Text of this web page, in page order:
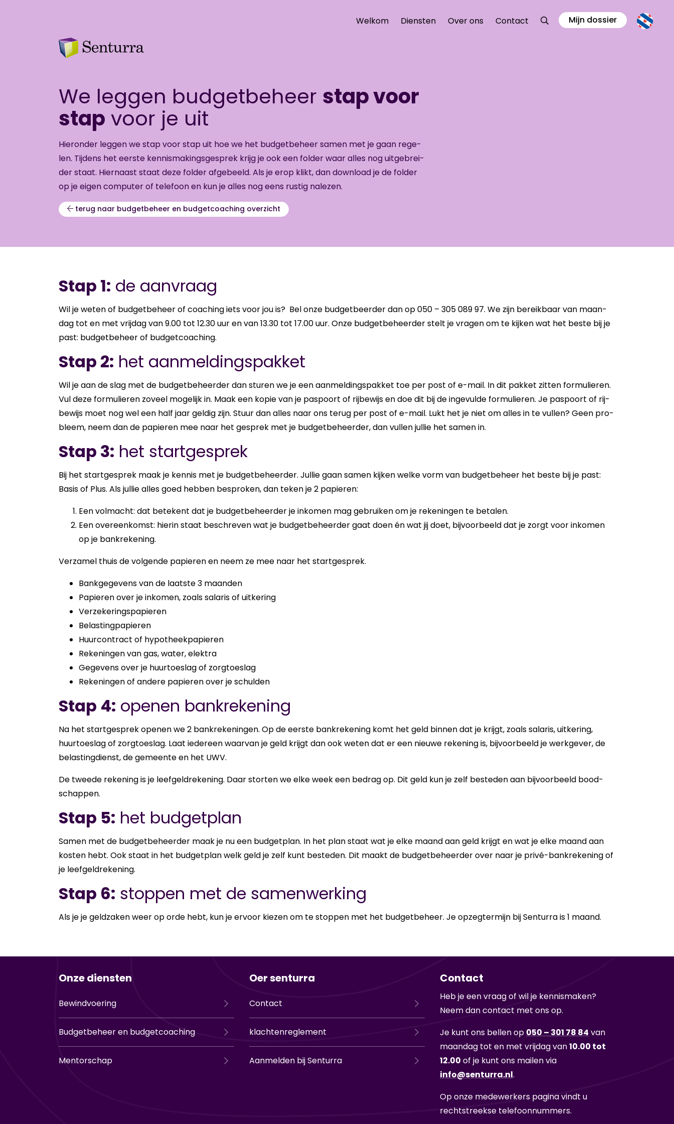
Welkom Diensten Over ons Contact ZoekenMijn dossier
We leggen budgetbeheer stap voor
stap voor je uit
Hier­on­der leg­gen we stap voor stap uit hoe we het bud­get­be­heer samen met je gaan re­ge­
len. Tij­dens het eer­ste ken­nis­ma­kings­ge­sprek krijg je ook een fol­der waar alles nog uit­ge­brei­
der staat. Hier­naast staat deze fol­der af­ge­beeld. Als je erop klikt, dan down­load je de fol­der
op je eigen com­pu­ter of te­le­foon en kun je alles nog eens rus­tig na­le­zen.
terug naar budgetbeheer en budgetcoaching overzicht
Stap 1: de aanvraag
Wil je weten of bud­get­be­heer of coa­ching iets voor jou is? Bel onze bud­get­beer­der dan op 050 – 305 089 97. We zijn be­reik­baar van maan­
dag tot en met vrij­dag van 9.00 tot 12.30 uur en van 13.30 tot 17.00 uur. Onze bud­get­be­heer­der stelt je vra­gen om te kij­ken wat het beste bij je
past: bud­get­be­heer of bud­get­coa­ching.
Stap 2: het aanmeldingspakket
Wil je aan de slag met de bud­get­be­heer­der dan stu­ren we je een aan­mel­dings­pak­ket toe per post of e-​mail. In dit pak­ket zit­ten for­mu­lie­ren.
Vul deze for­mu­lie­ren zo­veel mo­ge­lijk in. Maak een kopie van je pas­poort of rij­be­wijs en doe dit bij de in­ge­vul­de for­mu­lie­ren. Je pas­poort of rij­
be­wijs moet nog wel een half jaar gel­dig zijn. Stuur dan alles naar ons terug per post of e-​mail. Lukt het je niet om alles in te vul­len? Geen pro­
bleem, neem dan de pa­pie­ren mee naar het ge­sprek met je bud­get­be­heer­der, dan vul­len jul­lie het samen in.
Stap 3: het startgesprek
Bij het start­ge­sprek maak je ken­nis met je bud­get­be­heer­der. Jul­lie gaan samen kij­ken welke vorm van bud­get­be­heer het beste bij je past:
Basis of Plus. Als jul­lie alles goed heb­ben be­spro­ken, dan teken je 2 pa­pie­ren:
Een volmacht: dat betekent dat je budgetbeheerder je inkomen mag gebruiken om je rekeningen te betalen.
Een overeenkomst: hierin staat beschreven wat je budgetbeheerder gaat doen én wat jij doet, bijvoorbeeld dat je zorgt voor inkomen
op je bankrekening.
Ver­za­mel thuis de vol­gen­de pa­pie­ren en neem ze mee naar het start­ge­sprek.
Bankgegevens van de laatste 3 maanden
Papieren over je inkomen, zoals salaris of uitkering
Verzekeringspapieren
Belastingpapieren
Huurcontract of hypotheekpapieren
Rekeningen van gas, water, elektra
Gegevens over je huurtoeslag of zorgtoeslag
Rekeningen of andere papieren over je schulden
Stap 4: openen bankrekening
Na het start­ge­sprek ope­nen we 2 bank­re­ke­nin­gen. Op de eer­ste bank­re­ke­ning komt het geld bin­nen dat je krijgt, zoals sa­la­ris, uit­ke­ring,
huur­toe­slag of zorg­toe­slag. Laat ie­der­een waar­van je geld krijgt dan ook weten dat er een nieu­we re­ke­ning is, bij­voor­beeld je werk­ge­ver, de
be­las­ting­dienst, de ge­meen­te en het UWV.
De twee­de re­ke­ning is je leef­geld­re­ke­ning. Daar stor­ten we elke week een be­drag op. Dit geld kun je zelf be­ste­den aan bij­voor­beeld bood­
schap­pen.
Stap 5: het budgetplan
Samen met de bud­get­be­heer­der maak je nu een bud­get­plan. In het plan staat wat je elke maand aan geld krijgt en wat je elke maand aan
kos­ten hebt. Ook staat in het bud­get­plan welk geld je zelf kunt be­ste­den. Dit maakt de bud­get­be­heer­der over naar je privé-​bankrekening of
je leef­geld­re­ke­ning.
Stap 6: stoppen met de samenwerking
Als je je geld­za­ken weer op orde hebt, kun je er­voor kie­zen om te stop­pen met het bud­get­be­heer. Je op­zeg­ter­mijn bij Sen­tur­ra is 1 maand.
Onze diensten
Bewindvoering
Budgetbeheer en budgetcoaching
Mentorschap
Oer senturra
Contact
klachtenreglement
Aanmelden bij Senturra
Contact
Heb je een vraag of wil je ken­nis­ma­ken?
Neem dan con­tact met ons op.
Je kunt ons bel­len op 050 – 301 78 84 van
maan­dag tot en met vrij­dag van10.00 tot
12.00 of je kunt ons mai­len via
info@sen­tur­ra.nl.
Op onze me­de­wer­kers pa­gi­na vindt u
recht­streek­se te­le­foon­num­mers.